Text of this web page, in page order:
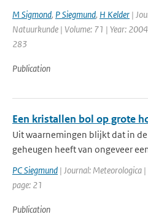
M Sigmond, P Siegmund, H Kelder |
Natuurkunde | Volume: 71 | Year:
283
Publication
Een kristallen bol op grote
Uit waarnemingen blijkt dat in
geheugen heeft van ongeveer
PC Siegmund | Journal: Meteorologica
page: 21
Publication